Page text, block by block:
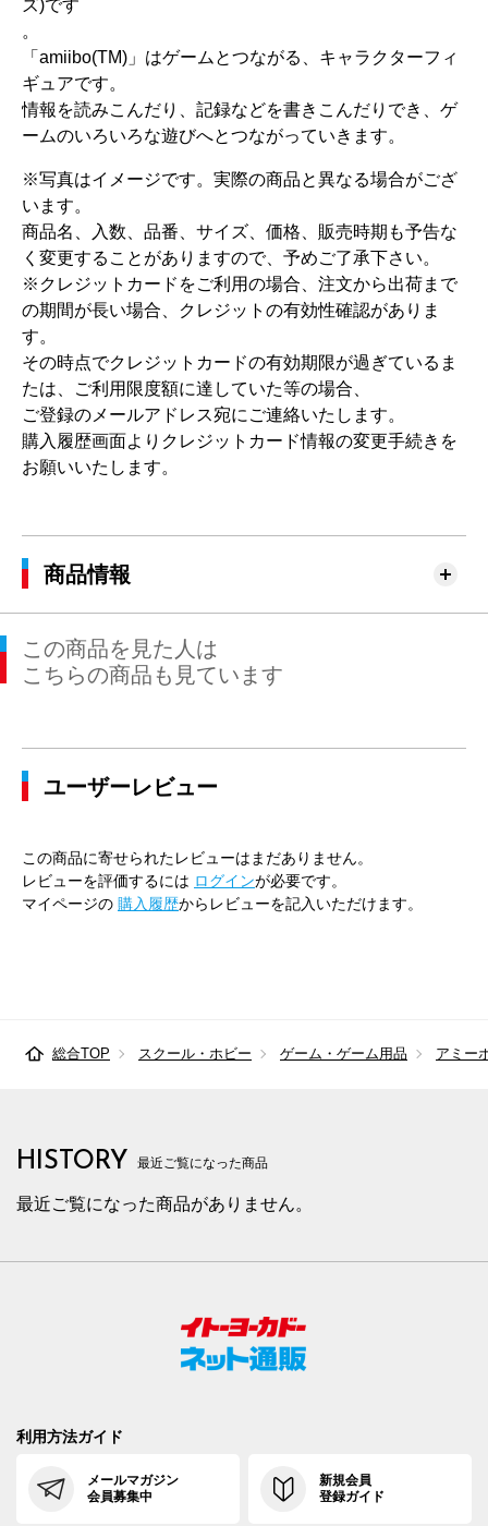
ズ)です
。
「amiibo(TM)」はゲームとつながる、キャラクターフィ
ギュアです。
情報を読みこんだり、記録などを書きこんだりでき、ゲ
ームのいろいろな遊びへとつながっていきます。
※写真はイメージです。実際の商品と異なる場合がござ
います。
商品名、入数、品番、サイズ、価格、販売時期も予告な
く変更することがありますので、予めご了承下さい。
※クレジットカードをご利用の場合、注文から出荷まで
の期間が長い場合、クレジットの有効性確認がありま
す。
その時点でクレジットカードの有効期限が過ぎているま
たは、ご利用限度額に達していた等の場合、
ご登録のメールアドレス宛にご連絡いたします。
購入履歴画面よりクレジットカード情報の変更手続きを
お願いいたします。
商品情報
この商品を見た人は
こちらの商品も見ています
ユーザーレビュー
この商品に寄せられたレビューはまだありません。
レビューを評価するには ログインが必要です。
マイページの 購入履歴からレビューを記入いただけます。
総合TOP スクール・ホビー ゲーム・ゲーム用品 アミー
HISTORY 最近ご覧になった商品
最近ご覧になった商品がありません。
利用方法ガイド
メールマガジン
会員募集中
新規会員
登録ガイド